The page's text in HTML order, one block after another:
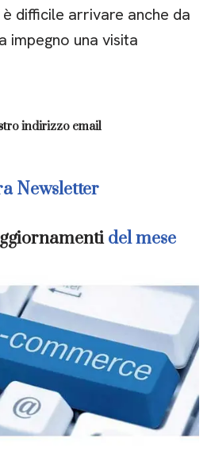
difficile arrivare anche da
impegno una visita
indirizzo email
Newsletter
del mese